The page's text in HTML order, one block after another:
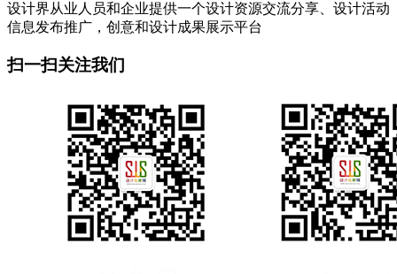
设计界从业人员和企业提供一个设计资源交流分享、设计活动
信息发布推广，创意和设计成果展示平台
扫一扫关注我们